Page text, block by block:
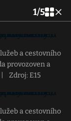
1/5
a cestovního
provozoven a
Zdroj: E15
a cestovního